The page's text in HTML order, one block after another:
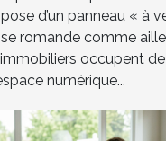
d’un panneau « à
romande comme
occupent
numérique...